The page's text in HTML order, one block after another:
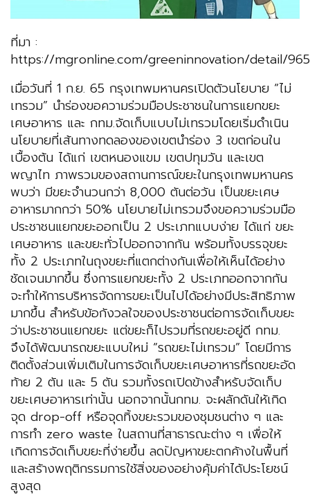
ที่มา :
https://mgronline.com/greeninnovation/detail/
เมื่อวันที่ 1 ก.ย. 65 กรุงเทพมหานครเปิดตัวนโยบาย “ไม่
เทรวม” นำร่องขอความร่วมมือประชาชนในการแยกขยะ
เศษอาหาร และ กทม.จัดเก็บแบบไม่เทรวมโดยเริ่มดำเนิน
นโยบายที่เส้นทางทดลองของเขตนำร่อง 3 เขตก่อนใน
เบื้องต้น ได้แก่ เขตหนองแขม เขตปทุมวัน และเขต
พญาไท ภาพรวมของสถานการณ์ขยะในกรุงเทพมหานคร
พบว่า มีขยะจำนวนกว่า 8,000 ตันต่อวัน เป็นขยะเศษ
อาหารมากกว่า 50% นโยบายไม่เทรวมจึงขอความร่วมมือ
ประชาชนแยกขยะออกเป็น 2 ประเภทแบบง่าย ได้แก่ ขยะ
เศษอาหาร และขยะทั่วไปออกจากกัน พร้อมทั้งบรรจุขยะ
ทั้ง 2 ประเภทในถุงขยะที่แตกต่างกันเพื่อให้เห็นได้อย่าง
ชัดเจนมากขึ้น ซึ่งการแยกขยะทั้ง 2 ประเภทออกจากกัน
จะทำให้การบริหารจัดการขยะเป็นไปได้อย่างมีประสิทธิภาพ
มากขึ้น สำหรับข้อกังวลใจของประชาชนต่อการจัดเก็บขยะ
ว่าประชาชนแยกขยะ แต่ขยะก็ไปรวมที่รถขยะอยู่ดี กทม.
จึงได้พัฒนารถขยะแบบใหม่ “รถขยะไม่เทรวม” โดยมีการ
ติดตั้งส่วนเพิ่มเติมในการจัดเก็บขยะเศษอาหารที่รถขยะอัด
ท้าย 2 ตัน และ 5 ตัน รวมทั้งรถเปิดข้างสำหรับจัดเก็บ
ขยะเศษอาหารเท่านั้น นอกจากนั้นกทม. จะผลักดันให้เกิด
จุด drop-off หรือจุดทิ้งขยะรวมของชุมชนต่าง ๆ และ
การทำ zero waste ในสถานที่สาธารณะต่าง ๆ เพื่อให้
เกิดการจัดเก็บขยะที่ง่ายขึ้น ลดปัญหาขยะตกค้างในพื้นที่
และสร้างพฤติกรรมการใช้สิ่งของอย่างคุ้มค่าได้ประโยชน์
สูงสุด